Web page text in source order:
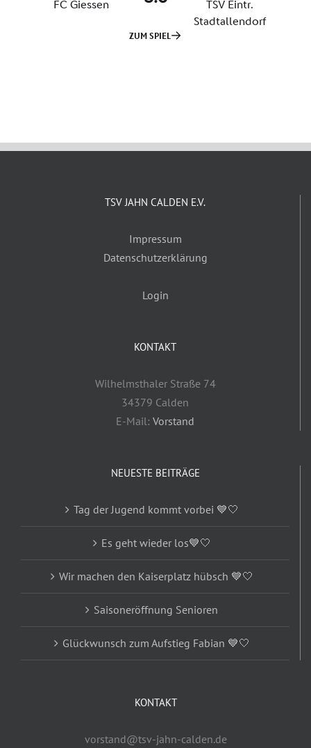
TSV JAHN CALDEN E.V.
Impressum
Datenschutzerklärung
Login
KONTAKT
Wilhelmsthaler Straße 74
34379 Calden
E-Mail: Vorstand
NEUESTE BEITRÄGE
Tag der Jugend kommt vorbei 💙🤍
Es geht wieder los💙🤍
Wir machen den Kaiserplatz hübsch 💙🤍
Saisoneröffnung Senioren
Glückwunsch zum Aufstieg Fabian 💙🤍
KONTAKT
vorstand@tsv-jahn-calden.de